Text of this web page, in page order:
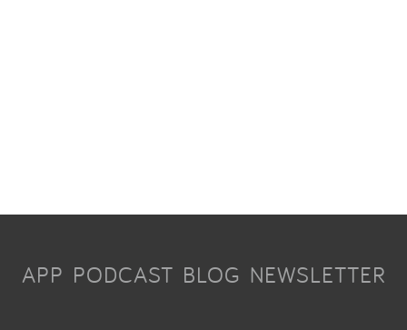
APP PODCAST BLOG NEWSLETTER